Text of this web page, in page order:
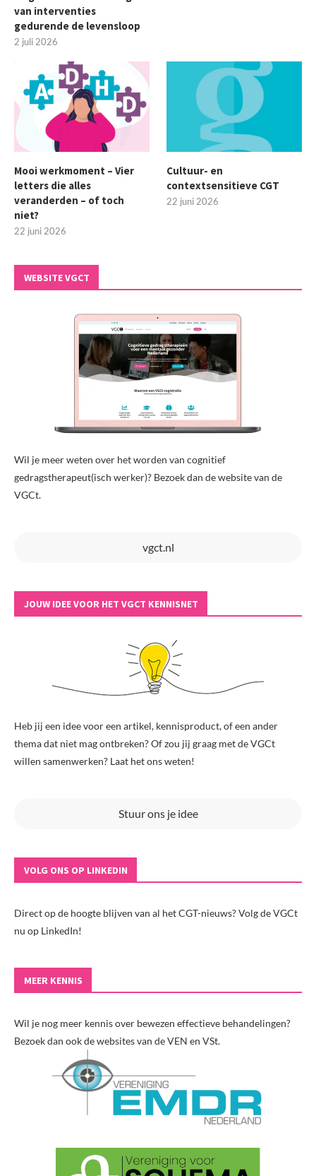
van interventies
gedurende de levensloop
2 juli 2026
Mooi werkmoment – Vier
letters die alles
veranderden – of toch
niet?
22 juni 2026
Cultuur- en
contextsensitieve CGT
22 juni 2026
WEBSITE VGCT
Wil je meer weten over het worden van cognitief
gedragstherapeut(isch werker)? Bezoek dan de website van de
VGCt.
vgct.nl
JOUW IDEE VOOR HET VGCT KENNISNET
Heb jij een idee voor een artikel, kennisproduct, of een ander
thema dat niet mag ontbreken? Of zou jij graag met de VGCt
willen samenwerken? Laat het ons weten!
Stuur ons je idee
VOLG ONS OP LINKEDIN
Direct op de hoogte blijven van al het CGT-nieuws? Volg de VGCt
nu op LinkedIn!
MEER KENNIS
Wil je nog meer kennis over bewezen effectieve behandelingen?
Bezoek dan ook de websites van de VEN en VSt.